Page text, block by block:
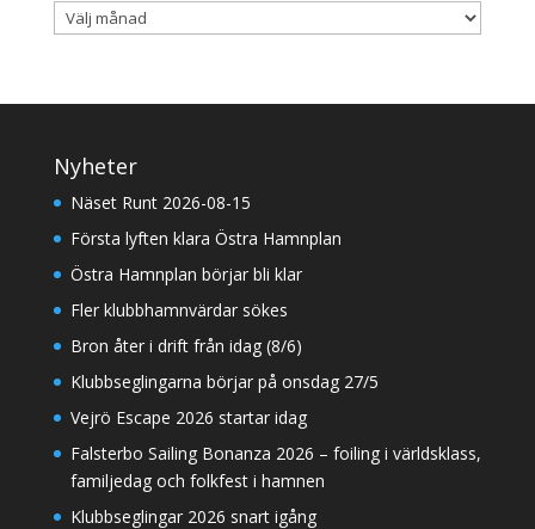
Arkiv
Nyheter
Näset Runt 2026-08-15
Första lyften klara Östra Hamnplan
Östra Hamnplan börjar bli klar
Fler klubbhamnvärdar sökes
Bron åter i drift från idag (8/6)
Klubbseglingarna börjar på onsdag 27/5
Vejrö Escape 2026 startar idag
Falsterbo Sailing Bonanza 2026 – foiling i världsklass,
familjedag och folkfest i hamnen
Klubbseglingar 2026 snart igång